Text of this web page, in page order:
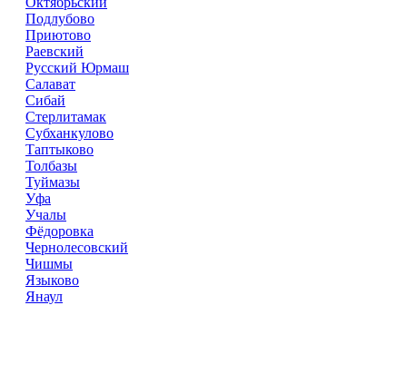
Подлубово
Приютово
Раевский
Русский Юрмаш
Салават
Сибай
Стерлитамак
Субханкулово
Таптыково
Толбазы
Туймазы
Уфа
Учалы
Фёдоровка
Чернолесовский
Чишмы
Языково
Янаул